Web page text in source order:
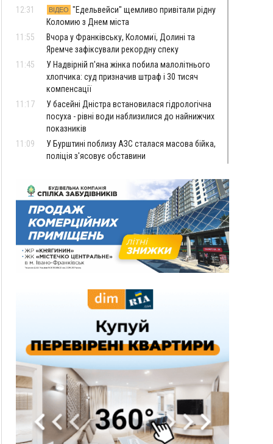
12:31
ВІДЕО "Едельвейси" щемливо привітали рідну
Коломию з Днем міста
11:55
Вчора у Франківську, Коломиї, Долині та
Яремче зафіксували рекордну спеку
11:45
У Надвірній п'яна жінка побила малолітнього
хлопчика: суд призначив штраф і 30 тисяч
компенсації
11:17
У басейні Дністра встановилася гідрологічна
посуха - рівні води наблизилися до найнижчих
показників
11:09
У Бурштині поблизу АЗС сталася масова бійка,
поліція з'ясовує обставини
вимоги за 120 тисяч позивається до
Франківська на понад 20 млн грн
08:52
У горах біля Осмолоди за допомогою БПЛА
розшукали двох жінок, які заблукали під час
збирання ягід
Вчора
У Франківську вперше прооперували немовля
На лінії зіткнення загинув керівник
пошукового загону "Плацдарм" Олексій Юков
СБС за дві доби уразили 13 енергооб'єктів на
окупованих територіях
17:20
Українці подали рекордну кількість заяв до
університетів. Які спеціальності обирають
16:43
Зарплати на Прикарпатті за місяць зросли на
10%, але до середньої по Україні ще далеко
16:14
Франківець, який стріляв біля АЗС, вийшов під
заставу та був повторно затриманий
15:54
Прикарпатець прийшов у Пенсійний та заявив